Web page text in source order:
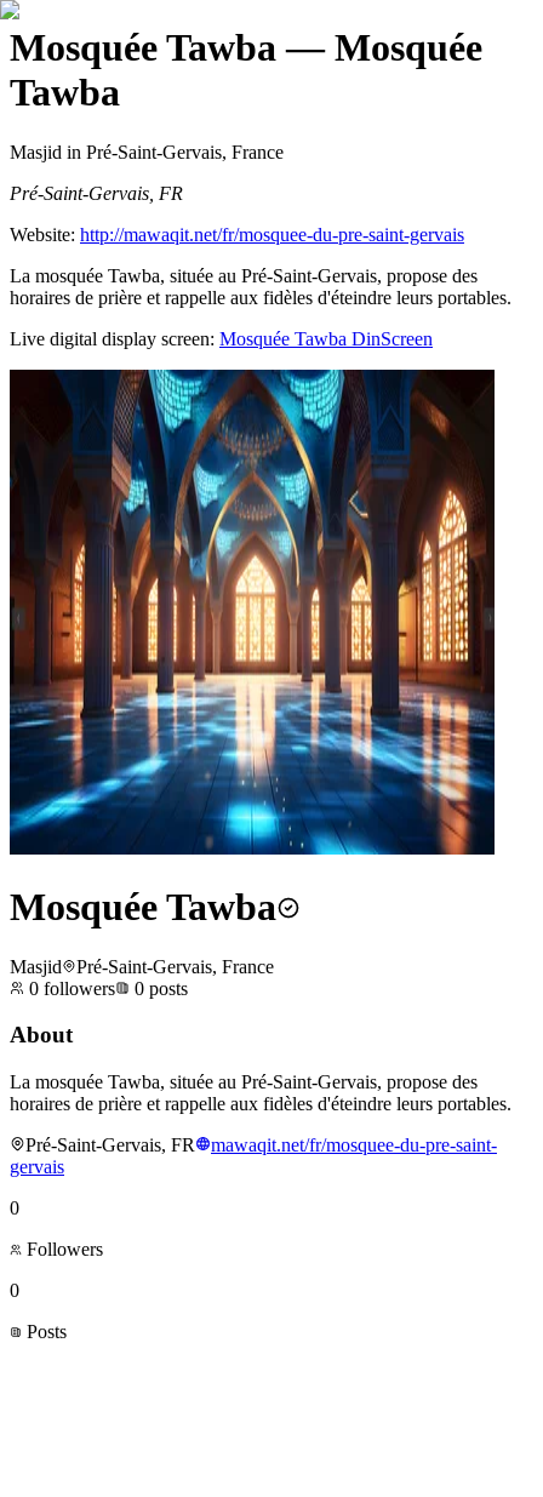
Mosquée Tawba— Mosquée
Tawba
Masjid in Pré-Saint-Gervais, France
Pré-Saint-Gervais, FR
Website: http://mawaqit.net/fr/mosquee-du-pre-saint-gervais
La mosquée Tawba, située au Pré-Saint-Gervais, propose des
horaires de prière et rappelle aux fidèles d'éteindre leurs portables.
Live digital display screen: Mosquée Tawba DinScreen
Mosquée Tawba
Masjid
Pré-Saint-Gervais, France
0 followers 0 posts
About
La mosquée Tawba, située au Pré-Saint-Gervais, propose des
horaires de prière et rappelle aux fidèles d'éteindre leurs portables.
Pré-Saint-Gervais, FR
mawaqit.net/fr/mosquee-du-pre-saint-
gervais
0
Followers
0
Posts